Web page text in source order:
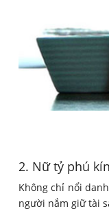
2. Nữ tỷ phú
Không chỉ nổi
người nắm giữ tài